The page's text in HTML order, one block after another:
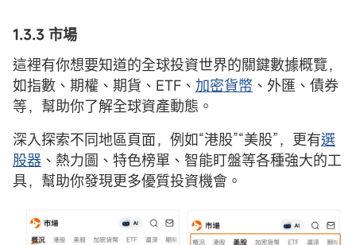
1.3.3 市場
這裡有你想要知道的全球投資世界的關鍵數據概覽，
如指數、期權、期貨、ETF、 加密貨幣 、外匯、債券
等，幫助你了解全球資產動態。
深入探索不同地區頁面，例如“港股”“美股”，更有選
股器 、熱力圖、特色榜單、智能盯盤等各種強大的工
具，幫助你發現更多優質投資機會。